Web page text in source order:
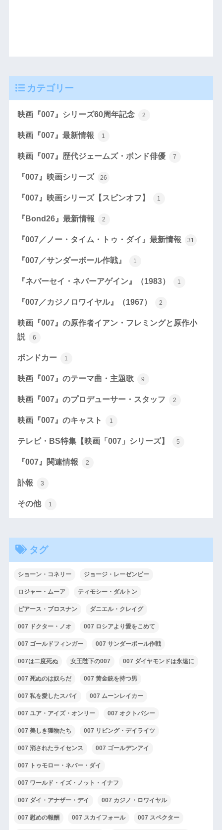
カテゴリー
映画『007』シリーズ60周年記念 2
映画『007』最新情報 1
映画『007』歴代ジェームズ・ボンド俳優 7
『007』映画シリーズ 26
『007』映画シリーズ【スピンオフ】 1
『Bond26』最新情報 2
『007／ノー・タイム・トゥ・ダイ』最新情報 31
『007／サンダーボール作戦』 1
『ネバーセイ・ネバーアゲイン』（1983） 1
『007／カジノロワイヤル』（1967） 2
映画『007』の原作者イアン・フレミングと原作小
説
6
ボンドカー 1
映画『007』のテーマ曲・主題歌 9
映画『007』のプロデューサー・スタッフ 2
映画『007』のキャスト 1
テレビ・BS特集【映画「007」シリーズ】 5
『007』関連情報 2
訃報 3
その他 1
タグ
ショーン・コネリー ジョージ・レーゼンビー
ロジャー・ムーア ティモシー・ダルトン
ピアース・ブロスナン ダニエル・クレイグ
007 ドクター・ノオ 007 ロシアより愛をこめて
007 ゴールドフィンガー 007 サンダーボール作戦
007は二度死ぬ 女王陛下の007 007 ダイヤモンドは永遠に
007 死ぬのは奴らだ 007 黄金銃を持つ男
007 私を愛したスパイ 007 ムーンレイカー
007 ユア・アイズ・オンリー 007 オクトパシー
007 美しき獲物たち 007 リビング・デイライツ
007 消されたライセンス 007 ゴールデンアイ
007 トゥモロー・ネバー・ダイ
007 ワールド・イズ・ノット・イナフ
007 ダイ・アナザー・デイ 007 カジノ・ロワイヤル
007 慰めの報酬 007 スカイフォール 007 スペクター